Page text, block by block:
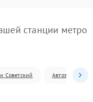
станции метро
Советский Автозаводский